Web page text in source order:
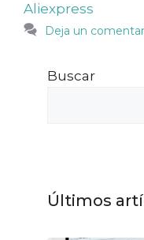
Aliexpress
Deja un
Buscar
Últimos